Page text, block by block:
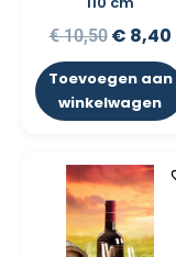
€10,50 € 8,40
Toevoegen aan
winkelwagen